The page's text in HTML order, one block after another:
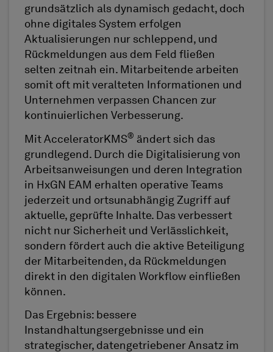
grundsätzlich als dynamisch gedacht, doch
ohne digitales System erfolgen
Aktualisierungen nur schleppend, und
Rückmeldungen aus dem Feld fließen
selten zeitnah ein. Mitarbeitende arbeiten
somit oft mit veralteten Informationen und
Unternehmen verpassen Chancen zur
kontinuierlichen Verbesserung.
Mit AcceleratorKMS® ändert sich das
grundlegend. Durch die Digitalisierung von
Arbeitsanweisungen und deren Integration
in HxGN EAM erhalten operative Teams
jederzeit und ortsunabhängig Zugriff auf
aktuelle, geprüfte Inhalte. Das verbessert
nicht nur Sicherheit und Verlässlichkeit,
sondern fördert auch die aktive Beteiligung
der Mitarbeitenden, da Rückmeldungen
direkt in den digitalen Workflow einfließen
können.
Das Ergebnis: bessere
Instandhaltungsergebnisse und ein
strategischer, datengetriebener Ansatz im